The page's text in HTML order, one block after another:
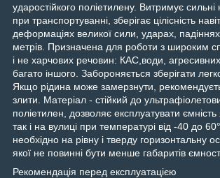
ударостійкого поліетилену. Витримує
при транспортуванні, зберігає цілісність
деформаціях великої сили, ударах,
метрів. Призначена для роботи з широким
і не харчових речовин: КАС,води,
багато іншого. Забороняється зберігати
Якщо рідина може замерзнути,
злити. Матеріал - стійкий до
поліетилен, дозволяє експлуатувати
так і на вулиці при температурі від -40 до
необхідно на рівну і тверду горизонтальну
якої не повинні бути менше габаритів
Рекомендація перед експлуатацією